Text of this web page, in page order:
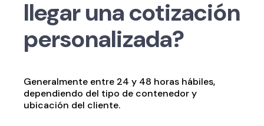
llegar una cotización
personalizada?
Generalmente entre 24 y 48 horas hábiles,
dependiendo del tipo de contenedor y
ubicación del cliente.